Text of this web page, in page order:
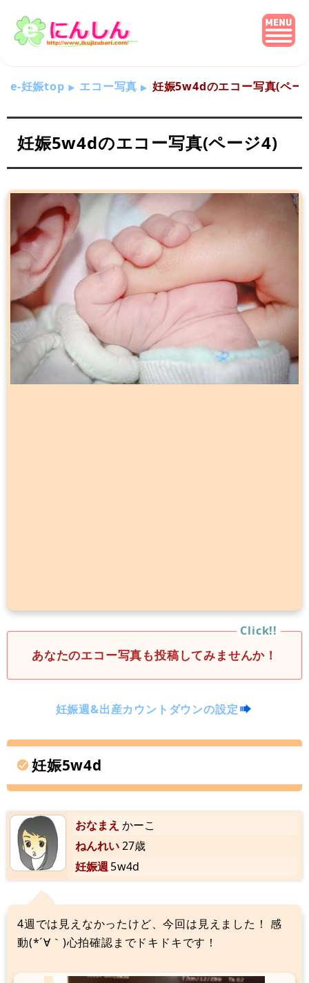
e-妊娠top エコー写真 妊娠5w4dのエコー写真(ペー
妊娠5w4dのエコー写真(ページ4)
あなたのエコー写真も投稿してみませんか！
妊娠週&出産カウントダウンの設定
妊娠5w4d
おなまえ かーこ
ねんれい27歳
妊娠週5w4d
4週では見えなかったけど、今回は見えました！ 感
動(*´∀｀)心拍確認までドキドキです！